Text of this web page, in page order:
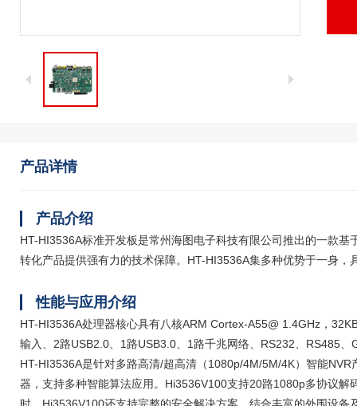
产品详情
产品介绍
HT-HI3536A标准开发板是常州海图电子科技有限公司推出的一款基
转化产品提供强有力的技术保障。 HT-HI3536A集多种优势于一身，
性能与应用介绍
HT-HI3536A处理器核心具有八核ARM Cortex-A55@ 1.4GHz，
输入、2路USB2.0、1路USB3.0、1路千兆网络、RS232、RS485
HT-HI3536A是针对多路高清/超高清（1080p/4M/5M/4K）智能
器，支持多种智能算法应用。Hi3536V100支持20路1080p多协议